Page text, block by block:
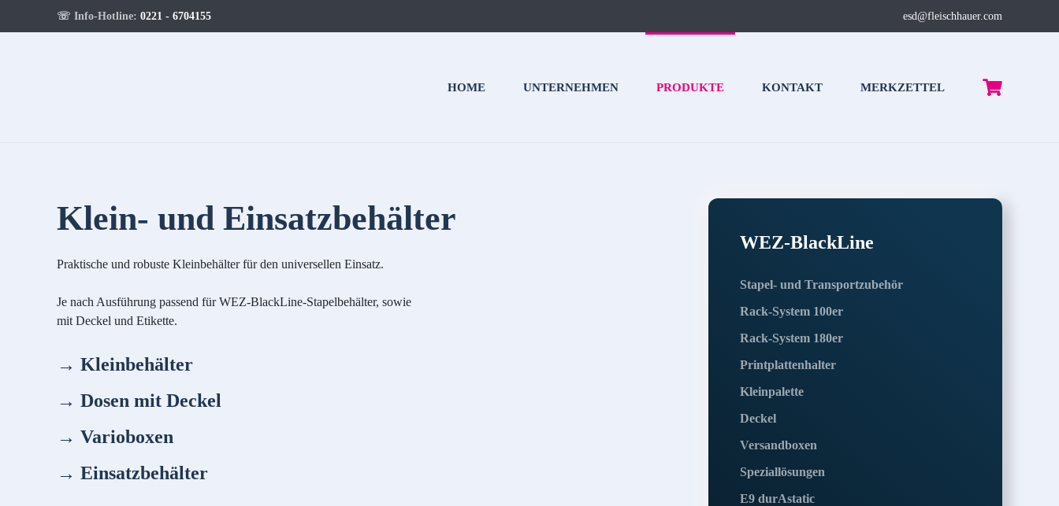
☏ Info-Hotline: 0221 - 6704155 esd@fleischhauer.com
HOME UNTERNEHMEN PRODUKTE KONTAKT MERKZETTEL
Klein- und Einsatzbehälter
Praktische und robuste Kleinbehälter für den universellen Einsatz.
Je nach Ausführung passend für WEZ-BlackLine-Stapelbehälter, sowie
mit Deckel und Etikette.
→ Kleinbehälter
→ Dosen mit Deckel
→ Varioboxen
→ Einsatzbehälter
WEZ-BlackLine
Stapel- und Transportzubehör
Rack-System 100er
Rack-System 180er
Printplattenhalter
Kleinpalette
Deckel
Versandboxen
Speziallösungen
E9 durAstatic